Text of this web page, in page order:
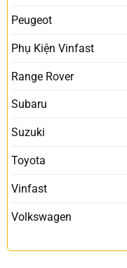
Peugeot
Phụ Kiện Vinfast
Range Rover
Subaru
Suzuki
Toyota
Vinfast
Volkswagen